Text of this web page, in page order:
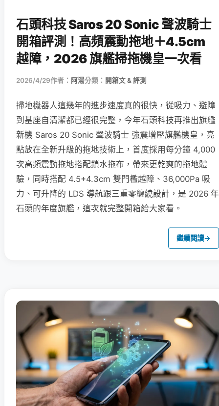
石頭科技 Saros 20 Sonic 聲波騎士
開箱評測！高頻震動拖地＋4.5cm
越障，2026 旗艦掃拖機皇一次看
2026/4/29作者： 阿湯分類： 開箱文 & 評測
掃地機器人這幾年的進步速度真的很快，從吸力、避障
到基座自清潔都已經很完整，今年石頭科技再推出旗艦
新機 Saros 20 Sonic 聲波騎士 強震增壓旗艦機皇，亮
點放在全新升級的拖地技術上，首度採用每分鐘 4,000
次高頻震動拖地搭配鎖水拖布，帶來更乾爽的拖地體
驗，同時搭配 4.5+4.3cm 雙門檻越障、36,000Pa 吸
力、可升降的 LDS 導航跟三重零纏繞設計，是 2026 年
石頭的年度旗艦，這次就完整開箱給大家看。
繼續閱讀→